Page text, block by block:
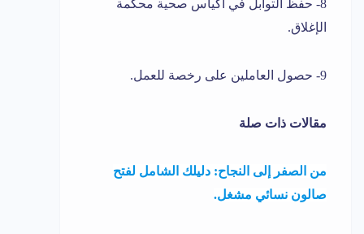
8- حفظ التوابل في أكياس صحية محكمة
الإغلاق.
9- حصول العاملين على رخصة للعمل.
مقالات ذات صلة
من الصفر إلى النجاح: دليلك الشامل لفتح
صالون نسائي مشغل.